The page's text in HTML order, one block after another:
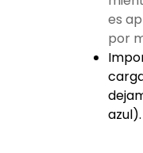
es
por
azul).